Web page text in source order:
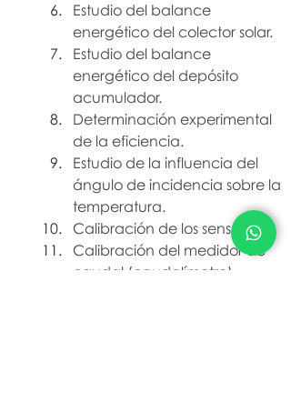
Estudio del balance
energético del colector solar.
Estudio del balance
energético del depósito
acumulador.
Determinación experimental
de la eficiencia.
Estudio de la influencia del
ángulo de incidencia sobre la
temperatura.
Calibración de los sensores.
Calibración del medidor de
caudal (caudalímetro).